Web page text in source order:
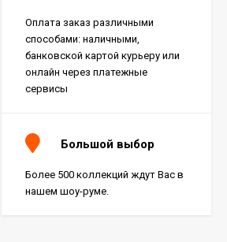
Подложка Alpine Floor Orange Premium
IXPE 1.5 мм
В наличии : 34970 м²
Оплата заказ различными
способами: наличными,
банковской картой курьеру или
онлайн через платежные
сервисы
Большой выбор
Более 500 коллекций ждут Вас в
нашем шоу-руме.
Керамогранит Italon
Charme Extra Silver Ret
60x120, 610010001196
Charme Evo Imperiale
Ret 60x120,